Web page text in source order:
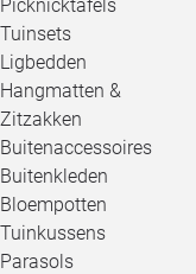
Picknicktafels
Tuinsets
Ligbedden
Hangmatten &
Zitzakken
Buitenaccessoires
Buitenkleden
Bloempotten
Tuinkussens
Parasols